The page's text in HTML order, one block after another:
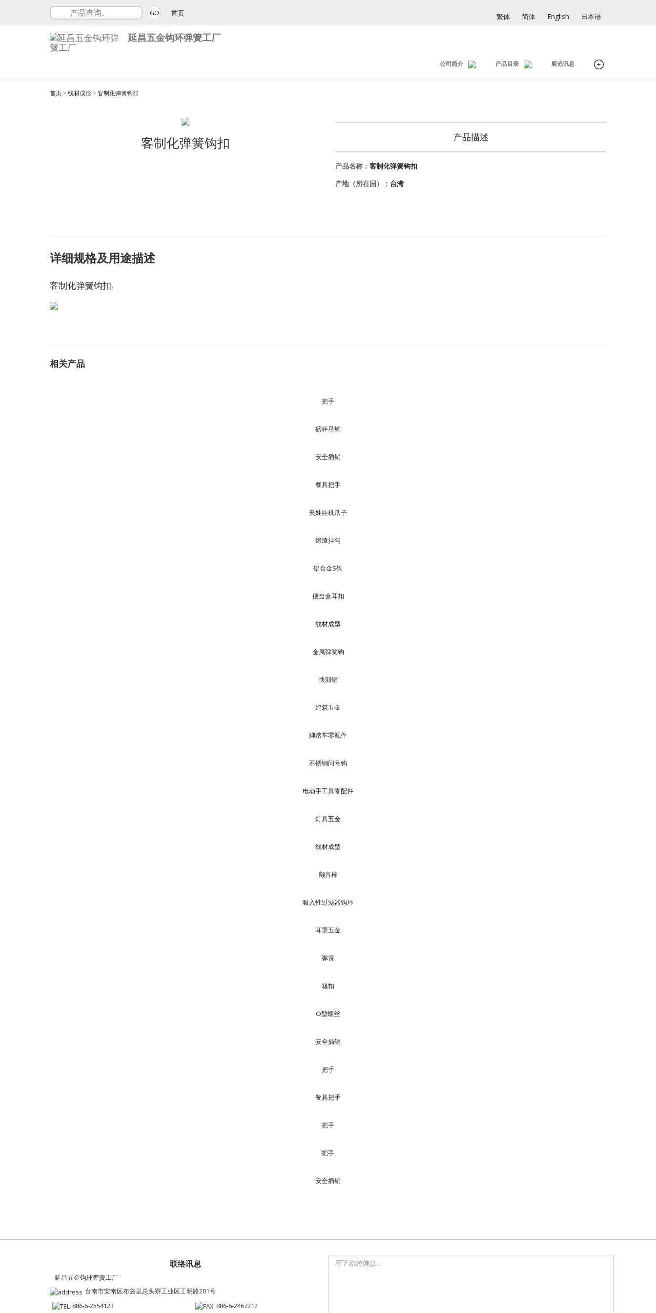
GO 首页 繁体 简体 English 日本语
延昌五金钩环弹簧工厂
公司简介 产品目录 展览讯息
首页 >线材成形 >客制化弹簧钩扣
客制化弹簧钩扣 产品描述
产品名称： 客制化弹簧钩扣
产地（所在国）： 台湾
详细规格及用途描述
客制化弹簧钩扣,
相关产品
把手
磅秤吊钩
安全插销
餐具把手
夹娃娃机爪子
烤漆挂勾
铝合金S钩
便当盒耳扣
线材成型
金属弹簧钩
快卸销
建筑五金
脚踏车零配件
不锈钢问号钩
电动手工具零配件
灯具五金
线材成型
颤音棒
吸入性过滤器钩环
耳罩五金
弹簧
箱扣
O型螺丝
安全插销
把手
餐具把手
把手
把手
安全插销
联络讯息
延昌五金钩环弹簧工厂
台南市安南区布袋里总头寮工业区工明路201号
886-6-2554123
886-6-2467212